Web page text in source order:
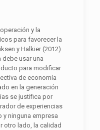
y la
para favorecer la
y Halkier (2012)
usar una
para modificar
de economía
en la generación
se justifica por
de experiencias
y ninguna empresa
otro lado, la calidad